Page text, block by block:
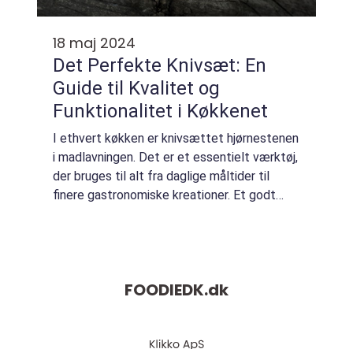
18 maj 2024
Det Perfekte Knivsæt: En
Guide til Kvalitet og
Funktionalitet i Køkkenet
I ethvert køkken er knivsættet hjørnestenen
i madlavningen. Det er et essentielt værktøj,
der bruges til alt fra daglige måltider til
finere gastronomiske kreationer. Et godt
FOODIEDK.dk